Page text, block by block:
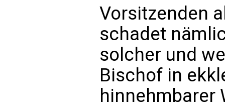
Vorsitzenden
schadet
solcher und
Bischof in
hinnehmbarer